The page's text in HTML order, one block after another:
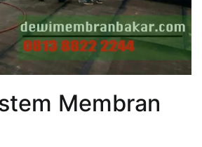
Membran